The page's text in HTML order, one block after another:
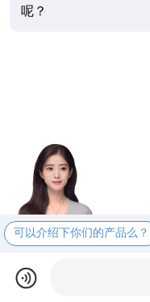
呢？
可以介绍下你们的产品么？